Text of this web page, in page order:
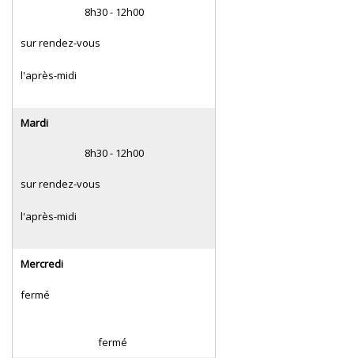
8h30 - 12h00
sur rendez-vous
l'après-midi
Mardi
8h30 - 12h00
sur rendez-vous
l'après-midi
Mercredi
fermé
fermé